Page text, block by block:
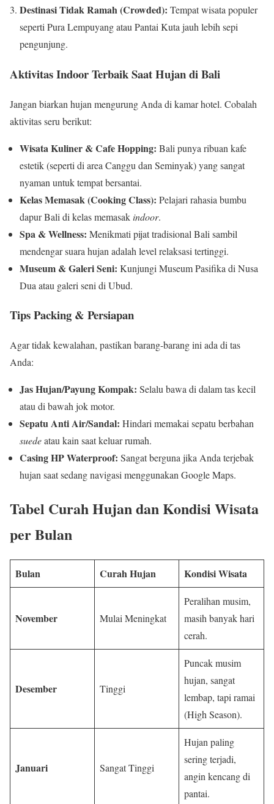
Destinasi Tidak Ramah (Crowded): Tempat wisata populer
seperti Pura Lempuyang atau Pantai Kuta jauh lebih sepi
pengunjung.
Aktivitas Indoor Terbaik Saat Hujan di Bali
Jangan biarkan hujan mengurung Anda di kamar hotel. Cobalah
aktivitas seru berikut:
Wisata Kuliner & Cafe Hopping: Bali punya ribuan kafe
estetik (seperti di area Canggu dan Seminyak) yang sangat
nyaman untuk tempat bersantai.
Kelas Memasak (Cooking Class): Pelajari rahasia bumbu
dapur Bali di kelas memasak indoor.
Spa & Wellness: Menikmati pijat tradisional Bali sambil
mendengar suara hujan adalah level relaksasi tertinggi.
Museum & Galeri Seni: Kunjungi Museum Pasifika di Nusa
Dua atau galeri seni di Ubud.
Tips Packing & Persiapan
Agar tidak kewalahan, pastikan barang-barang ini ada di tas
Anda:
Jas Hujan/Payung Kompak: Selalu bawa di dalam tas kecil
atau di bawah jok motor.
Sepatu Anti Air/Sandal: Hindari memakai sepatu berbahan
suedeatau kain saat keluar rumah.
Casing HP Waterproof: Sangat berguna jika Anda terjebak
hujan saat sedang navigasi menggunakan Google Maps.
Tabel Curah Hujan dan Kondisi Wisata
per Bulan
Bulan Curah Hujan Kondisi Wisata
November Mulai Meningkat
Peralihan musim,
masih banyak hari
cerah.
Desember Tinggi
Puncak musim
hujan, sangat
lembap, tapi ramai
(High Season).
Januari Sangat Tinggi
Hujan paling
sering terjadi,
angin kencang di
pantai.